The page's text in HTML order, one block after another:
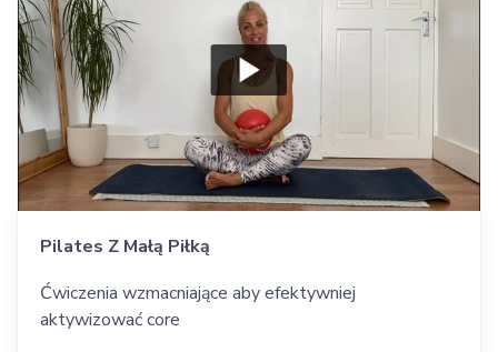
Pilates Z Małą Piłką
Ćwiczenia wzmacniające aby efektywniej
aktywizować core